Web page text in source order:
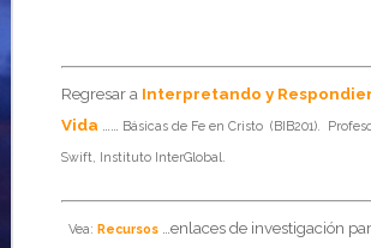
Regresar a Interpretando y
Vida
Básicas de Fe en Cristo (BIB201).
Swift, Instituto InterGlobal.
Vea: Recursos
…enlaces de investigación